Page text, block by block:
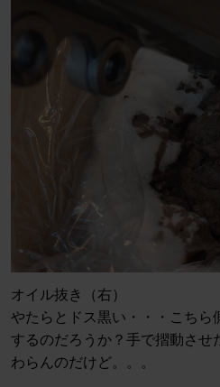
オイル抜き（右）
やたらとドス黒い・・・こちら
するのだろうか？手で摺動させ
わらんのだけど。。。